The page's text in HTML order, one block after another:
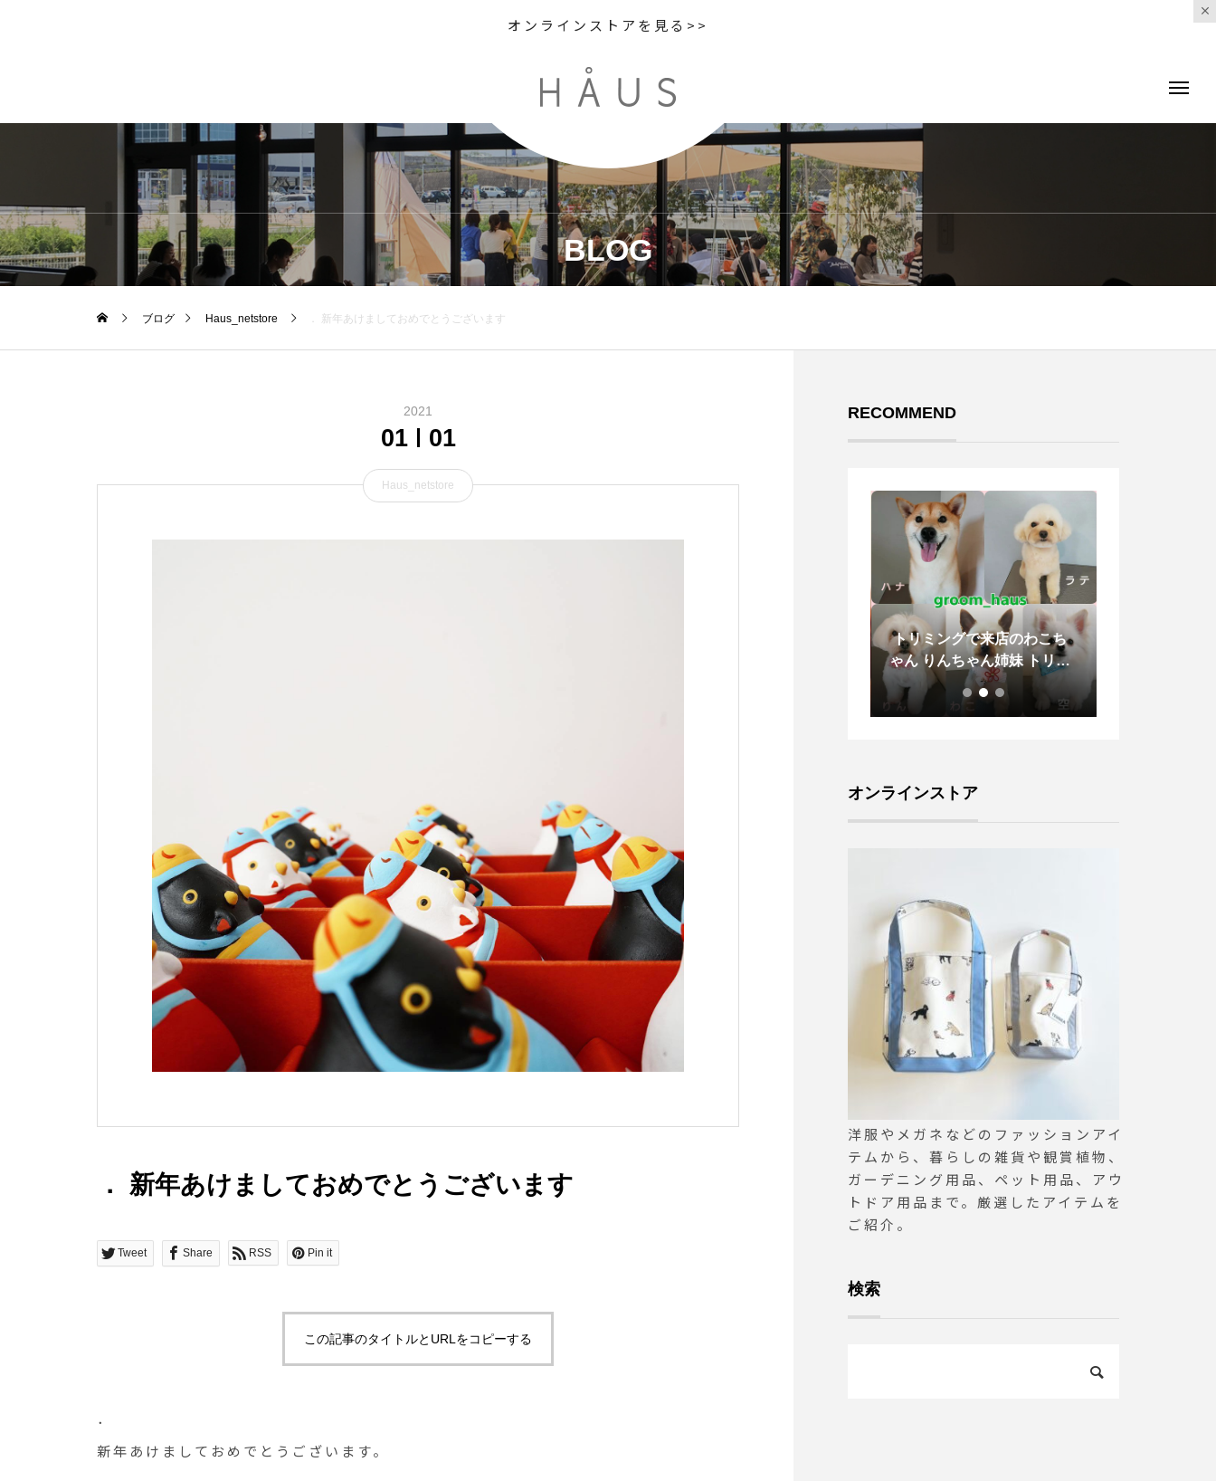
オンラインストアを見る>>
BLOG
ブログ Haus_netstore ． 新年あけましておめでとうございます
2021
01 01
Haus_netstore
． 新年あけましておめでとうございます
Tweet Share RSS Pin it
この記事のタイトルとURLをコピーする
．
新年あけましておめでとうございます。
RECOMMEND
ardigan# knit#polkadot#sc
arf #silk#hausmatsue #島根
#松江
⁡ ⁡トリミングで来店のわこち
ゃん りんちゃん姉妹 トリミ
ングで来店のラテくん トリ
ミングで来店の空くん
オンラインストア
洋服やメガネなどのファッションアイ
テムから、暮らしの雑貨や観賞植物、
ガーデニング用品、ペット用品、アウ
トドア用品まで。厳選したアイテムを
ご紹介。
検索